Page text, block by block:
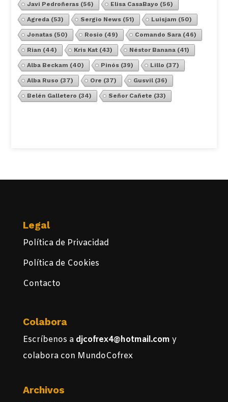
Javi Pedroñeras(56) Elisa CasaBayo (56)
Agreda(53) Sergio News(51) Luisjam (50)
Jonatas(50) Rosio (49) Comando Sara(46)
Rian (44) Kris Kat(43) Néstor Banana(41)
Alba Beckam (40) Pinós(39) Lillo (37)
Alba Ruso (37) Ore (37) Gusvil(36)
Belén Galletero (34) Señor Cañete (33)
Legal
Política de Privacidad
Política de Cookies
Contacto
Colabora
Escríbenos a djcofrex4@hotmail.com y
colabora con MundoCofrex
Archivos